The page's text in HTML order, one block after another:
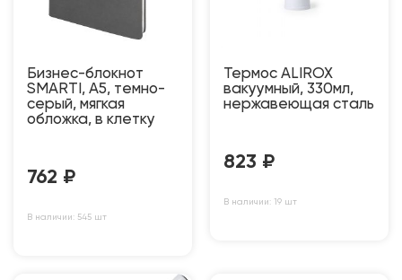
Бизнес-блокнот
SMARTI, A5, темно-
серый, мягкая
обложка, в клетку
762 ₽
В наличии: 545 шт
Термос ALIROX
вакуумный, 330мл,
нержавеющая сталь
823 ₽
В наличии: 19 шт